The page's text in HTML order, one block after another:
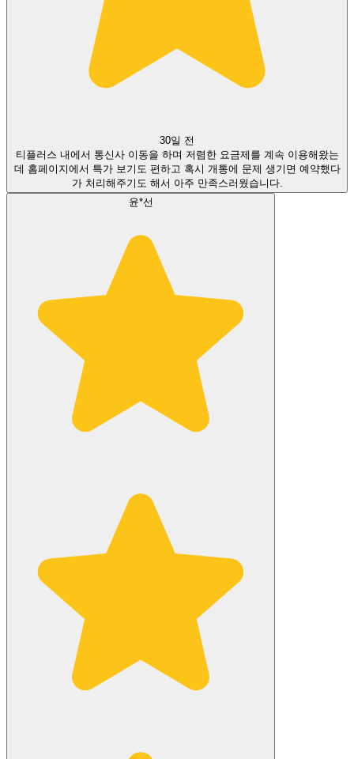
30일 전
티플러스 내에서 통신사 이동을 하며 저렴한 요금제를 계속 이용해왔는
데 홈페이지에서 특가 보기도 편하고 혹시 개통에 문제 생기면 예약했다
가 처리해주기도 해서 아주 만족스러웠습니다.
윤*선